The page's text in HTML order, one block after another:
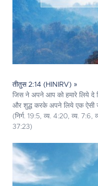
तीतुस 2:14 (HINIRV) »
जिस ने अपने आप को हमारे लिये दे
और शुद्ध करके अपने लिये एक ऐसी
(निर्ग. 19:5, व्य. 4:20, व्य.
37:23)